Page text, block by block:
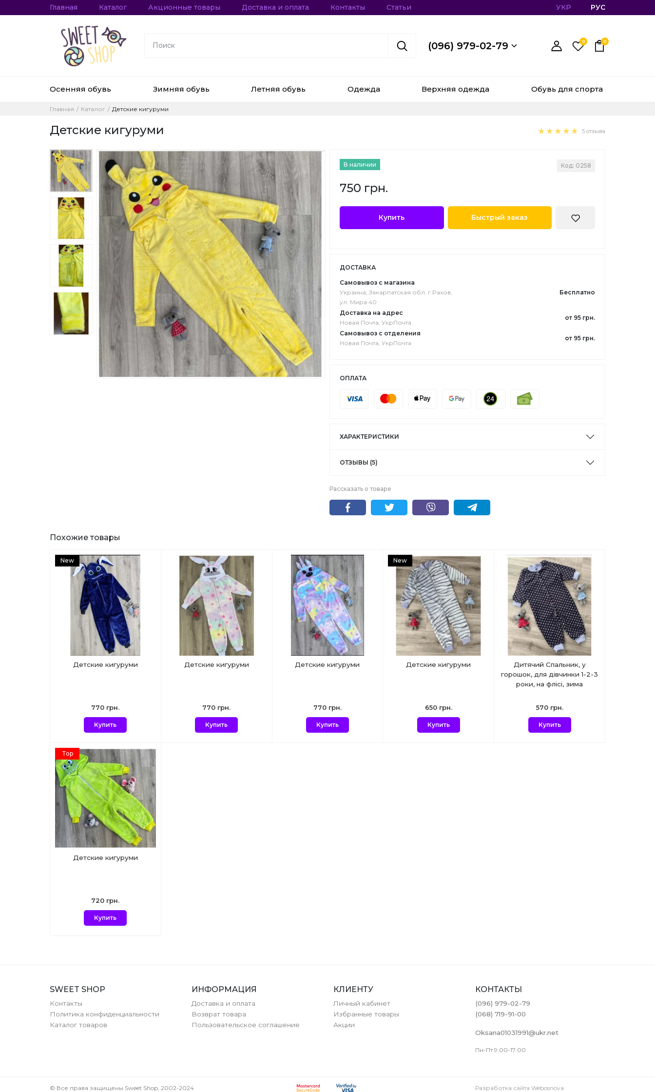
Главная Каталог Акционные товары Доставка и оплата Контакты Статьи УКР РУС
(096) 979-02-79 0 0
Осенняя обувь Зимняя обувь Летняя обувь Одежда Верхняя одежда Обувь для спорта
Главная Каталог Детские кигуруми
Детские кигуруми 5 отзыва
В наличии Код: 0258
750 грн.
Купить Быстрый заказ
ДОСТАВКА
Самовывоз с магазина
Украина, Закарпатская обл. г.Pахов,
ул. Мира 40
Бесплатно
Доставка на адрес
Новая Почта, УкрПочта
от 95 грн.
Самовывоз с отделения
Новая Почта, УкрПочта
от 95 грн.
ОПЛАТА
ХАРАКТЕРИСТИКИ
ОТЗЫВЫ (5)
Рассказать о товаре
Похожие товары
New
Детские кигуруми
770 грн.
Купить
Детские кигуруми
770 грн.
Купить
Детские кигуруми
770 грн.
Купить
New
Детские кигуруми
650 грн.
Купить
Дитячий Спальник, у
горошок, для дівчинки 1-2-3
роки, на флісі, зима
570 грн.
Купить
Top
Детские кигуруми
720 грн.
Купить
SWEET SHOP
Контакты
Политика конфиденциальности
Каталог товаров
ИНФОРМАЦИЯ
Доставка и оплата
Возврат товара
Пользовательское соглашение
КЛИЕНТУ
Личный кабинет
Избранные товары
Акции
КОНТАКТЫ
(096) 979-02-79
(068) 719-91-00
Oksana01031991@ukr.net
Пн-Пт 9:00-17:00
© Все права защищены Sweet Shop, 2002-2024 Разработка сайта Webosnova